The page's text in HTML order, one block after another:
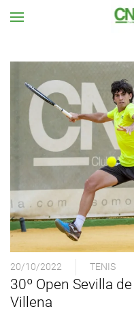
20/10/2022 TENIS
30º Open Sevilla
Villena